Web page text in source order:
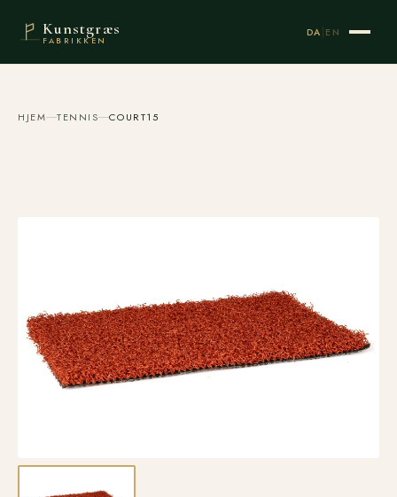
Kunstgræs
FABRIKKEN
DA | EN
HJEM TENNIS COURT15